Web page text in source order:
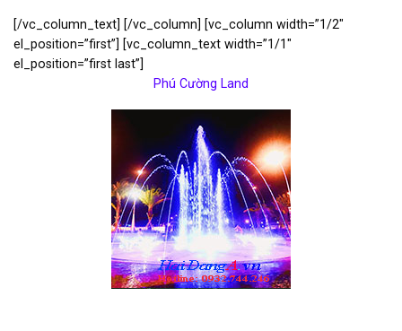
[/vc_column_text] [/vc_column] [vc_column width=”1/2″
el_position=”first”] [vc_column_text width=”1/1″
el_position=”first last”]
Phú Cường Land